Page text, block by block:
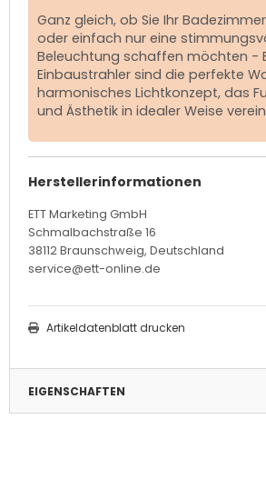
Ganz gleich, ob Sie Ihr
oder einfach nur eine
Beleuchtung schaffen möchten -
Einbaustrahler sind die perfekte
harmonisches Lichtkonzept, das
und Ästhetik in idealer Weise
Herstellerinformationen
ETT Marketing GmbH
Schmalbachstraße 16
38112 Braunschweig, Deutschland
service@ett-online.de
Artikeldatenblatt drucken
EIGENSCHAFTEN